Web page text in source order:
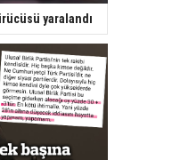
yaralandı